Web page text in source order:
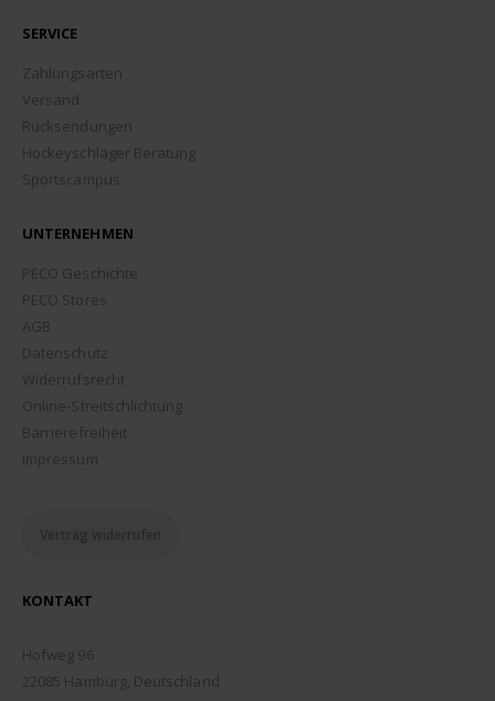
SERVICE
Zahlungsarten
Versand
Rücksendungen
Hockeyschläger Beratung
Sportscampus
UNTERNEHMEN
PECO Geschichte
PECO Stores
AGB
Datenschutz
Widerrufsrecht
Online-Streitschlichtung
Barrierefreiheit
Impressum
Vertrag widerrufen
KONTAKT
Hofweg 96
22085 Hamburg, Deutschland